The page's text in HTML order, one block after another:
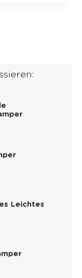
Leichtes